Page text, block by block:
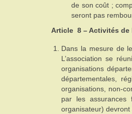
de son coût ;
seront pas
Article 8 – Activités de
Dans la mesure de
L’association se
organisations
départementales,
organisations, non-
par les assurances
organisateur) devront